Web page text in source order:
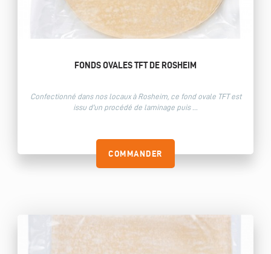
FONDS OVALES TFT DE ROSHEIM
Confectionné dans nos locaux à Rosheim, ce fond ovale TFT est
issu d'un procédé de laminage puis ...
COMMANDER